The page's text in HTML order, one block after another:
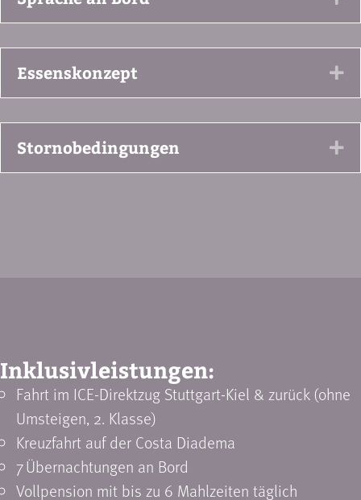
Essenskonzept
Stornobedingungen
Inklusivleistungen:
Fahrt im ICE-Direktzug Stuttgart-Kiel & zurück (ohne
Umsteigen, 2. Klasse)
Kreuzfahrt auf der Costa Diadema
7 Übernachtungen an Bord
Vollpension mit bis zu 6 Mahlzeiten täglich